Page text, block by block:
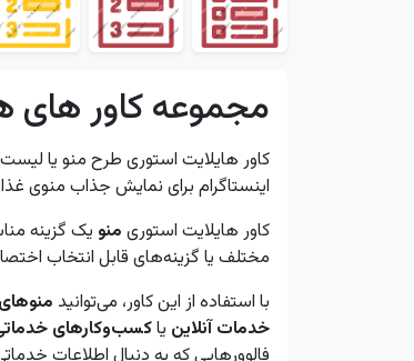
مجموعه کاور های
اینستاگرام برای نمایش جذاب منوی
کاور هایلایت استوری منو یک گزینه
مختلف یا گزینه‌های قابل انتخاب
با استفاده از این کاور، می‌توانید
خدمات آنلاین یاکسب‌وکارهای